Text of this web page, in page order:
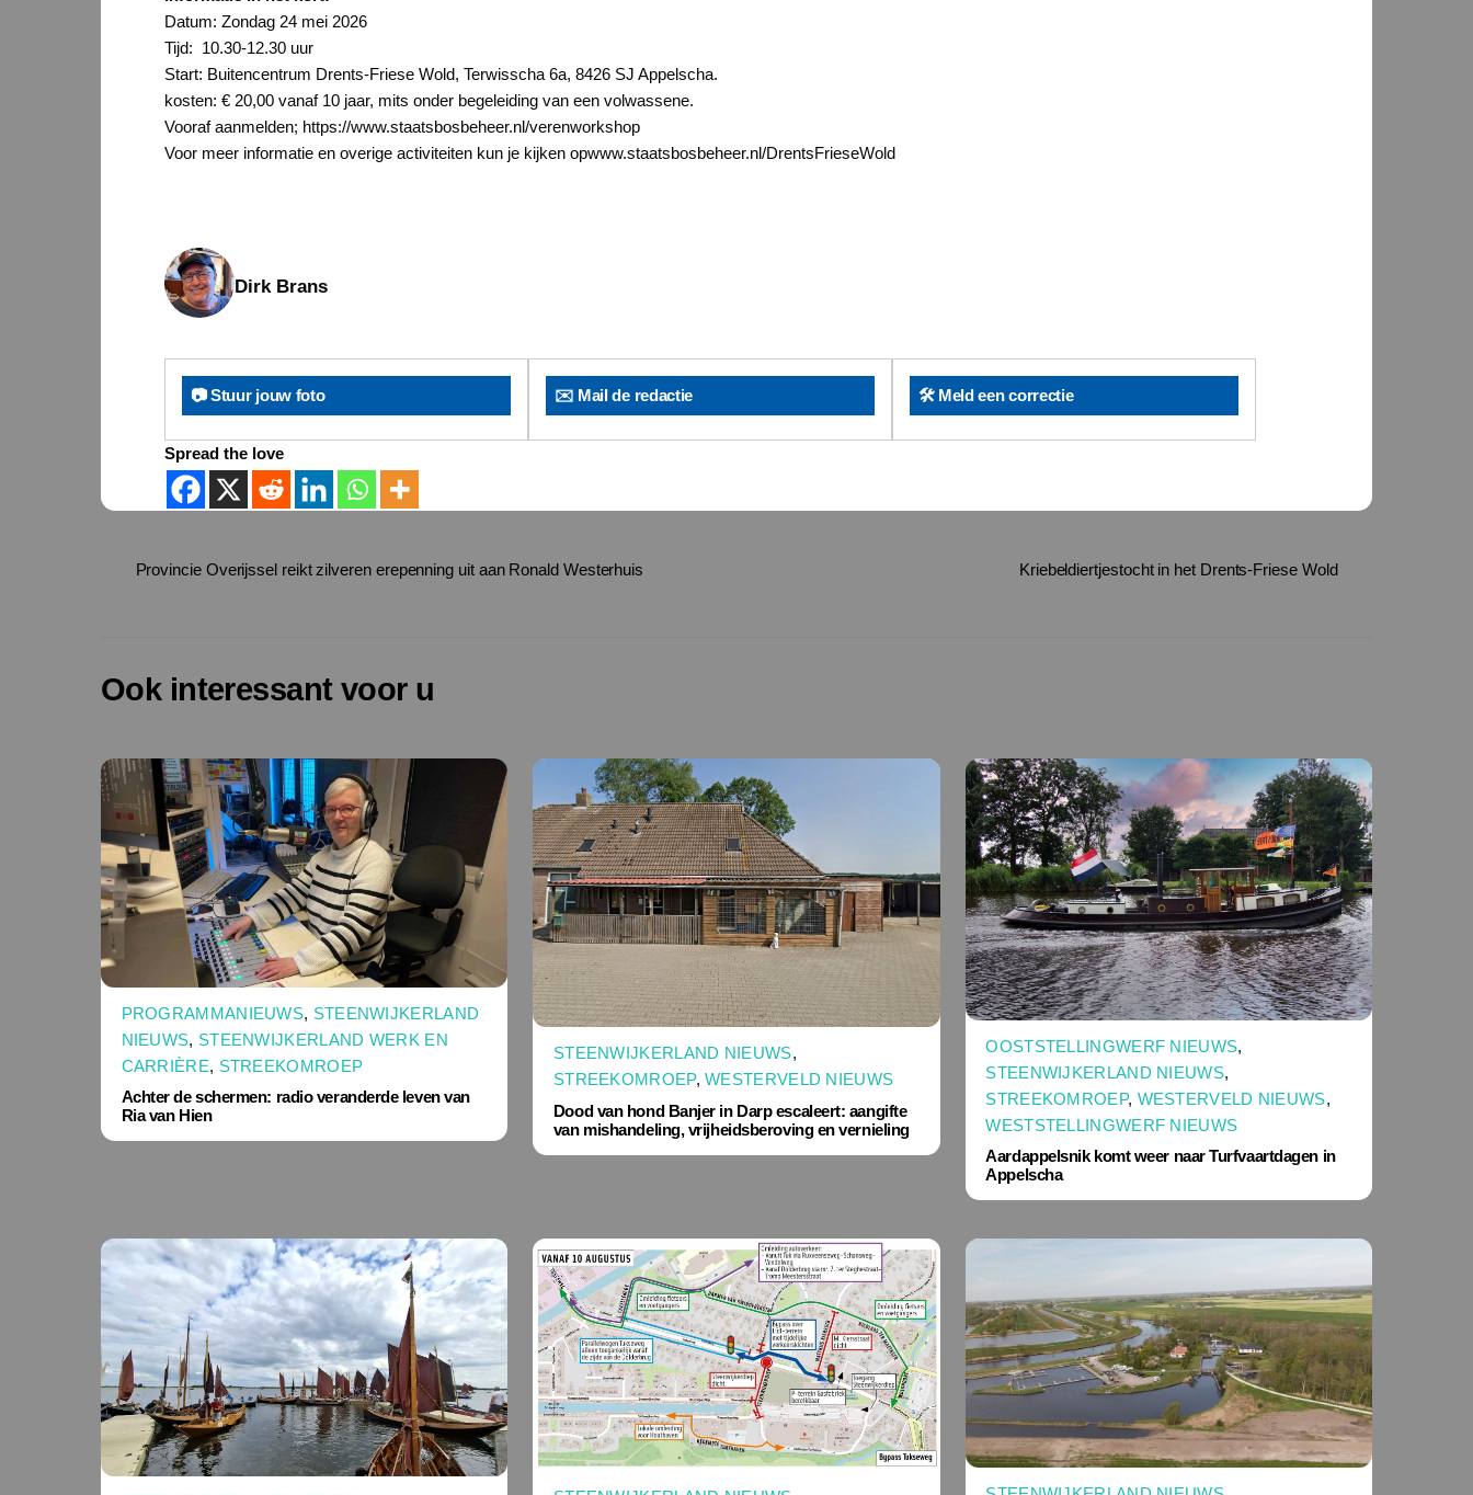
Datum: Zondag 24 mei 2026
Tijd: 10.30-12.30 uur
Start: Buitencentrum Drents-Friese Wold, Terwisscha 6a, 8426 SJ Appelscha.
kosten: € 20,00 vanaf 10 jaar, mits onder begeleiding van een volwassene.
Vooraf aanmelden; https://www.staatsbosbeheer.nl/verenworkshop
Voor meer informatie en overige activiteiten kun je kijken opwww.staatsbosbeheer.nl/DrentsFrieseWold
Dirk Brans
📷 Stuur jouw foto ✉️ Mail de redactie 🛠️ Meld een correctie
Spread the love
Provincie Overijssel reikt zilveren erepenning uit aan Ronald Westerhuis Kriebeldiertjestocht in het Drents-Friese Wold
Ook interessant voor u
PROGRAMMANIEUWS, STEENWIJKERLAND
NIEUWS, STEENWIJKERLAND WERK EN
CARRIÈRE, STREEKOMROEP
Achter de schermen: radio veranderde leven van
Ria van Hien
STEENWIJKERLAND NIEUWS,
STREEKOMROEP,WESTERVELD NIEUWS
Dood van hond Banjer in Darp escaleert: aangifte
van mishandeling, vrijheidsberoving en vernieling
OOSTSTELLINGWERF NIEUWS,
STEENWIJKERLAND NIEUWS,
STREEKOMROEP, WESTERVELD NIEUWS,
WESTSTELLINGWERF NIEUWS
Aardappelsnik komt weer naar Turfvaartdagen in
Appelscha